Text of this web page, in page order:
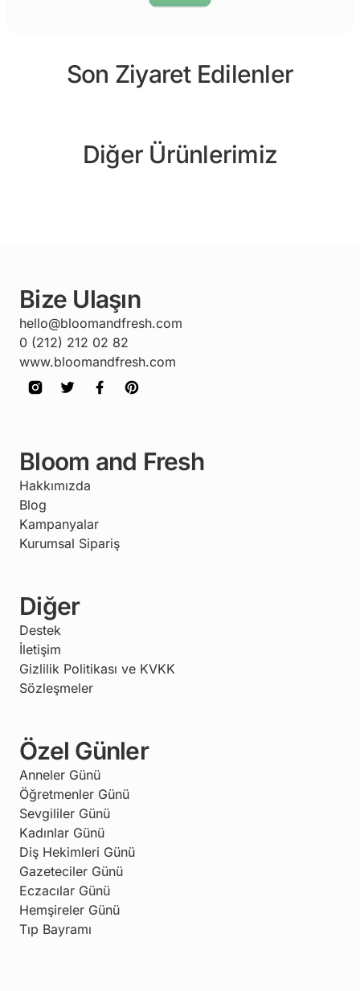
Son Ziyaret Edilenler
Diğer Ürünlerimiz
Bize Ulaşın
hello@bloomandfresh.com
0 (212) 212 02 82
www.bloomandfresh.com
Bloom and Fresh
Hakkımızda
Blog
Kampanyalar
Kurumsal Sipariş
Diğer
Destek
İletişim
Gizlilik Politikası ve KVKK
Sözleşmeler
Özel Günler
Anneler Günü
Öğretmenler Günü
Sevgililer Günü
Kadınlar Günü
Diş Hekimleri Günü
Gazeteciler Günü
Eczacılar Günü
Hemşireler Günü
Tıp Bayramı